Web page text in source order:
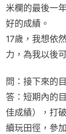
米欄的最後一
好的成績。
17歲，我想依
力，為我以後
問：接下來的
答：短期內的
佳成績），打
續玩田徑，參